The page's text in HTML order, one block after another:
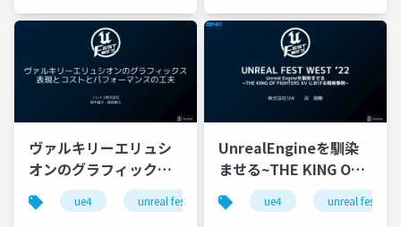
ャパン
ヴァルキリーエリュシ
オンのグラフィックス
表現とコストとパフォ
ーマンスの工夫
ue4 unreal fest ue-rendering ue-optimize
UnrealEngineを馴染
ませる~THE KING OF
FIGHTERS XV における
開発事例~【UNREAL
ue4 unreal fest